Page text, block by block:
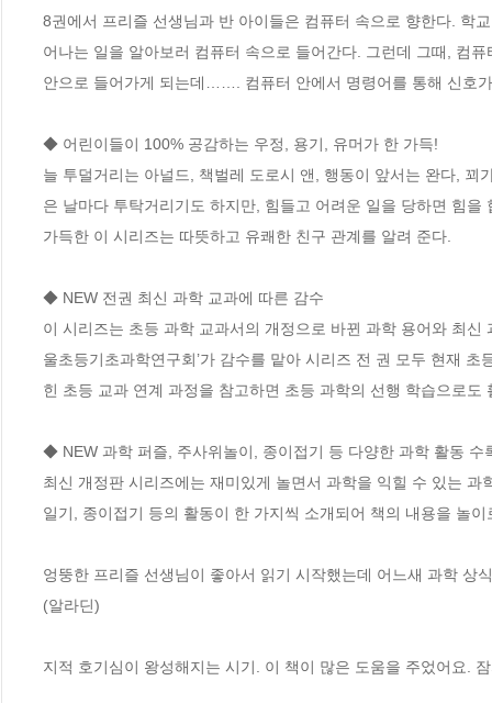
8권에서 프리즐 선생님과 반 아이들은 컴퓨터 속으로 향한다. 학
어나는 일을 알아보러 컴퓨터 속으로 들어간다. 그런데 그때, 컴
안으로 들어가게 되는데……. 컴퓨터 안에서 명령어를 통해 신호
◆ 어린이들이 100% 공감하는 우정, 용기, 유머가 한 가득!
늘 투덜거리는 아널드, 책벌레 도로시 앤, 행동이 앞서는 완다,
은 날마다 투탁거리기도 하지만, 힘들고 어려운 일을 당하면 힘
가득한 이 시리즈는 따뜻하고 유쾌한 친구 관계를 알려 준다.
◆ NEW 전권 최신 과학 교과에 따른 감수
이 시리즈는 초등 과학 교과서의 개정으로 바뀐 과학 용어와 최
울초등기초과학연구회’가 감수를 맡아 시리즈 전 권 모두 현재
힌 초등 교과 연계 과정을 참고하면 초등 과학의 선행 학습으로도
◆ NEW 과학 퍼즐, 주사위놀이, 종이접기 등 다양한 과학 활동
최신 개정판 시리즈에는 재미있게 놀면서 과학을 익힐 수 있는
일기, 종이접기 등의 활동이 한 가지씩 소개되어 책의 내용을 놀
엉뚱한 프리즐 선생님이 좋아서 읽기 시작했는데 어느새 과학
(알라딘)
지적 호기심이 왕성해지는 시기. 이 책이 많은 도움을 주었어요.